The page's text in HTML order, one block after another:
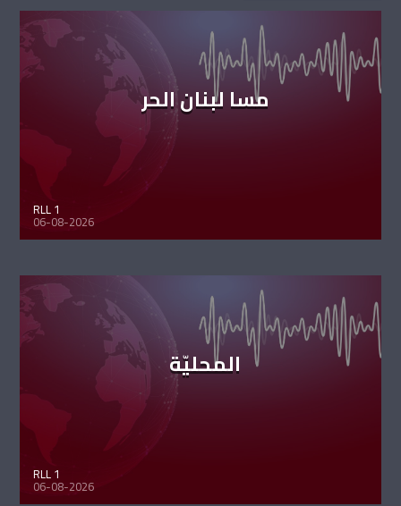
مسا لبنان الحر
RLL 1
06-08-2026
المحليّة
RLL 1
06-08-2026